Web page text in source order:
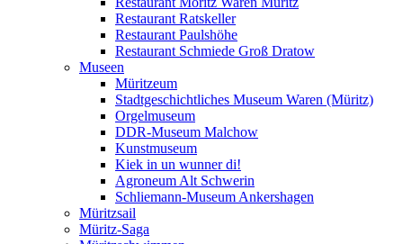
Restaurant Ratskeller
Restaurant Paulshöhe
Restaurant Schmiede Groß Dratow
Museen
Müritzeum
Stadtgeschichtliches Museum Waren (Müritz)
Orgelmuseum
DDR-Museum Malchow
Kunstmuseum
Kiek in un wunner di!
Agroneum Alt Schwerin
Schliemann-Museum Ankershagen
Müritzsail
Müritz-Saga